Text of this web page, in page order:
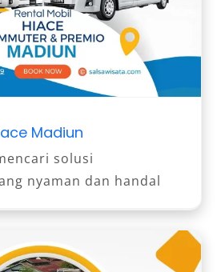
Madiun
solusi
nyaman dan handal